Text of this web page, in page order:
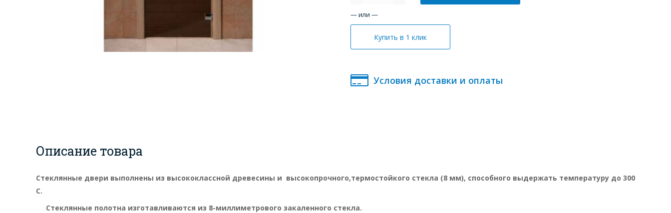
— или —
Купить в 1 клик
Условия доставки и оплаты
Описание товара
Стеклянные двери выполнены из высококлассной древесины и высокопрочного,термостойкого стекла (8 мм), способного выдержать температуру до 300
С.
Стеклянные полотна изготавливаются из 8-миллиметрового закаленного стекла.